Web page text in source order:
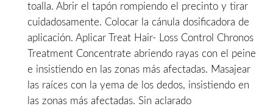
toalla. Abrir el tapón rompiendo el precinto y tirar
cuidadosamente. Colocar la cánula dosificadora de
aplicación. Aplicar Treat Hair- Loss Control Chronos
Treatment Concentrate abriendo rayas con el peine
e insistiendo en las zonas más afectadas. Masajear
las raíces con la yema de los dedos, insistiendo en
las zonas más afectadas. Sin aclarado